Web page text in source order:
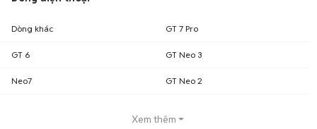
Dòng khác GT 7 Pro
GT 6 GT Neo 3
Neo7 GT Neo 2
Xem thêm